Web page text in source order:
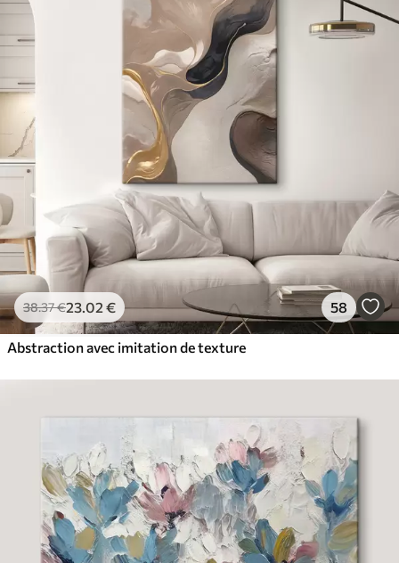
38.37€23.02 € 58
Abstraction avec imitation de texture